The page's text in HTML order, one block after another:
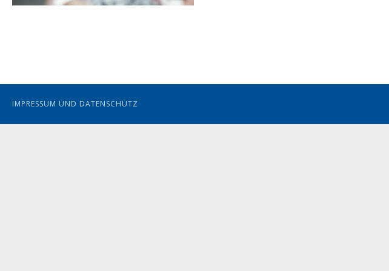
IMPRESSUM UND DATENSCHUTZ